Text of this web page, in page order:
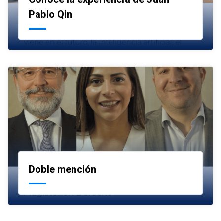
Pablo Qin
Doble mención